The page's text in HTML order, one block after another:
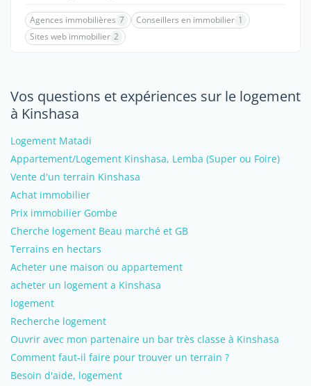
Agences immobilières 7 Conseillers en immobilier 1
Sites web immobilier 2
Vos questions et expériences sur le logement
à Kinshasa
Logement Matadi
Appartement/Logement Kinshasa, Lemba (Super ou Foire)
Vente d'un terrain Kinshasa
Achat immobilier
Prix immobilier Gombe
Cherche logement Beau marché et GB
Terrains en hectars
Acheter une maison ou appartement
acheter un logement a Kinshasa
logement
Recherche logement
Ouvrir avec mon partenaire un bar très classe à Kinshasa
Comment faut-il faire pour trouver un terrain ?
Besoin d'aide, logement